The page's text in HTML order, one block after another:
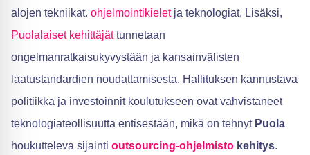
alojen tekniikat. ohjelmointikieletja teknologiat. Lisäksi,
Puolalaiset kehittäjättunnetaan
ongelmanratkaisukyvystään ja kansainvälisten
laatustandardien noudattamisesta. Hallituksen kannustava
politiikka ja investoinnit koulutukseen ovat vahvistaneet
teknologiateollisuutta entisestään, mikä on tehnyt Puola
houkutteleva sijainti outsourcing-ohjelmisto kehitys.